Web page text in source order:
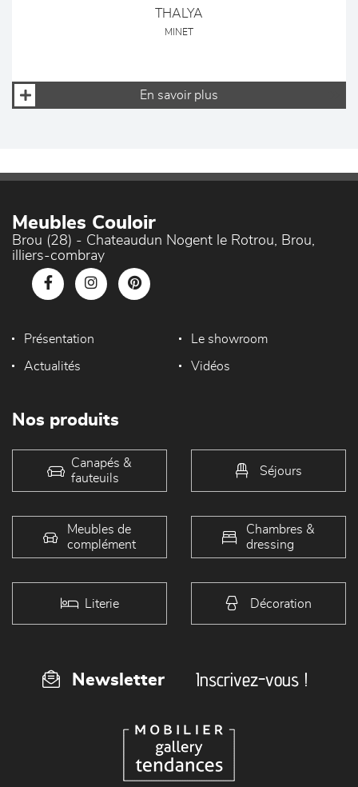
THALYA
MINET
En savoir plus
Meubles Couloir
Brou (28) - Chateaudun Nogent le Rotrou, Brou,
illiers-combray
Présentation Le showroom
Actualités Vidéos
Nos produits
Canapés &
fauteuils
Séjours
Meubles de
complément
Chambres &
dressing
Literie Décoration
Newsletter Inscrivez-vous !